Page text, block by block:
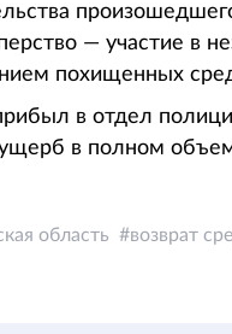
— участие в
похищенных
в отдел
в полном
область возврат